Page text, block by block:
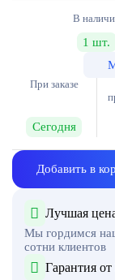
В
1 шт.
При заказе
Сегодня
Добавить в
Лучшая
Мы гордимся
сотни клиентов
Гарантия